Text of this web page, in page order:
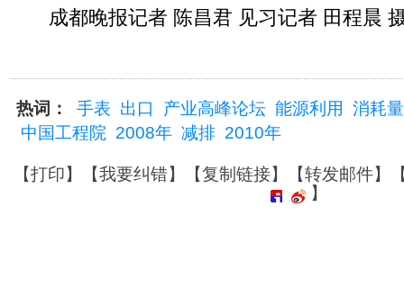
成都晚报记者 陈昌君 见习记者 田程晨
热词： 手表 出口 产业高峰论坛 能源利用
消耗量
中国工程院 2008年 减排 2010年
【打印】【我要纠错】【复制链接】【转发邮件】
】